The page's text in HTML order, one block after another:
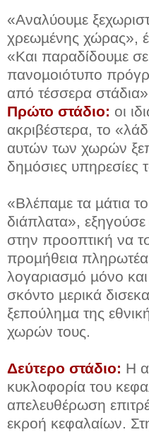
«Αναλύουµε
χρεωµένης χώρας»,
«Και παραδίδουµε
πανοµοιότυπο
από τέσσερα στάδια».
Πρώτο στάδιο: οι
ακριβέστερα, το
αυτών των χωρών
δηµόσιες
«Βλέπαµε τα µάτια
διάπλατα»,
στην προοπτική να
προµήθεια πληρωτέα
λογαριασµό µόνο
σκόντο µερικά
ξεπούληµα της
χωρών τους.
Δεύτερο στάδιο: Η
κυκλοφορία του
απελευθέρωση
εκροή κεφαλαίων.